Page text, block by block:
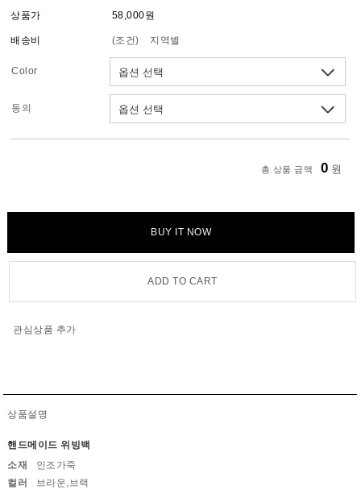
상품가 58,000원
배송비 (조건) 지역별
Color
동의
총 상품 금액 0 원
BUY IT NOW
ADD TO CART
관심상품 추가
상품설명
핸드메이드 위빙백
소재
인조가죽
컬러
브라운,브랙